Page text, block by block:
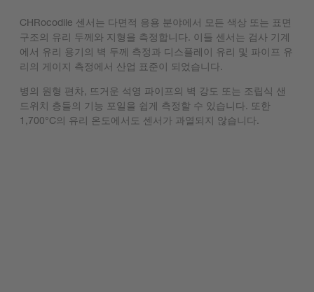
CHRocodile 센서는 다면적 응용 분야에서 모든 색상 또는 표면
구조의 유리 두께와 지형을 측정합니다. 이들 센서는 검사 기계
에서 유리 용기의 벽 두께 측정과 디스플레이 유리 및 파이프 유
리의 게이지 측정에서 산업 표준이 되었습니다.
병의 원형 편차, 뜨거운 석영 파이프의 벽 강도 또는 조립식 샌
드위치 층들의 기능 포일을 쉽게 측정할 수 있습니다. 또한
1,700°C의 유리 온도에서도 센서가 과열되지 않습니다.